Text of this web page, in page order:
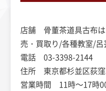
店舗 骨董茶道具古布
売・買取り/各種教室/呂
電話 03-3398-2144
住所 東京都杉並区荻
営業時間 11時～17時